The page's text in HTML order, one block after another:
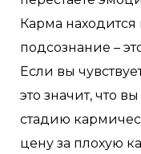
Карма
подсознание –
Если вы
это значит, что
стадию
цену за плохую